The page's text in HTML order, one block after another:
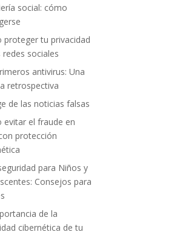
social: cómo
proteger tu privacidad
redes sociales
antivirus: Una
retrospectiva
de las noticias falsas
evitar el fraude en
protección
para Niños y
Consejos para
de la
cibernética de tu